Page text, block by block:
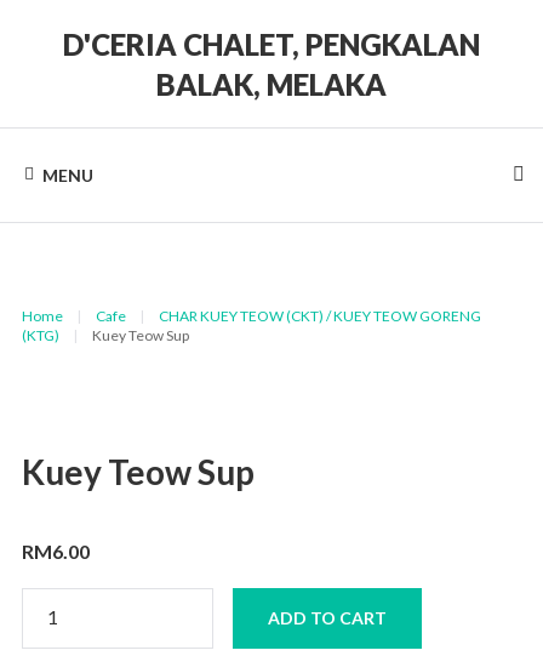
D'CERIA CHALET, PENGKALAN
BALAK, MELAKA
unitMENU
Home | Cafe |
CHAR KUEY TEOW (CKT) / KUEY TEOW GORENG
(KTG)
| Kuey Teow Sup
Kuey Teow Sup
RM6.00
Teow
Sup
ADD TO CART